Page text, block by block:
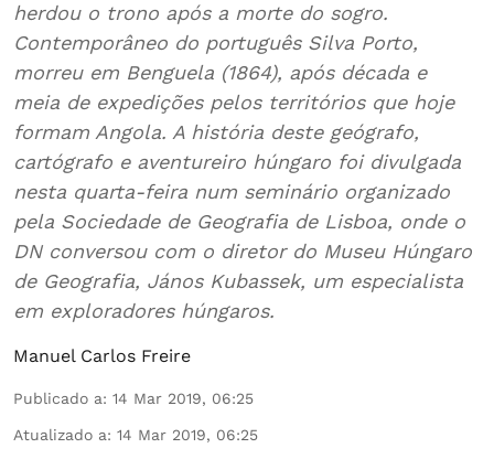
herdou o trono após a morte do sogro.
Contemporâneo do português Silva Porto,
morreu em Benguela (1864), após década e
meia de expedições pelos territórios que hoje
formam Angola. A história deste geógrafo,
cartógrafo e aventureiro húngaro foi divulgada
nesta quarta-feira num seminário organizado
pela Sociedade de Geografia de Lisboa, onde o
DN conversou com o diretor do Museu Húngaro
de Geografia, János Kubassek, um especialista
em exploradores húngaros.
Manuel Carlos Freire
Publicado a: 14 Mar 2019, 06:25
Atualizado a: 14 Mar 2019, 06:25